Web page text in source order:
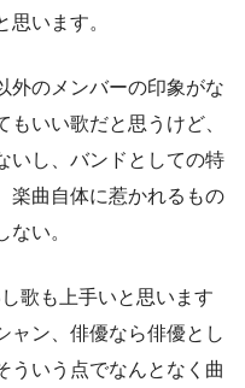
います。
外のメンバーの印象がな
いい歌だと思うけど、
いし、バンドとしての特
楽曲自体に惹かれるもの
い。
歌も上手いと思います
ャン、俳優なら俳優とし
ういう点でなんとなく曲